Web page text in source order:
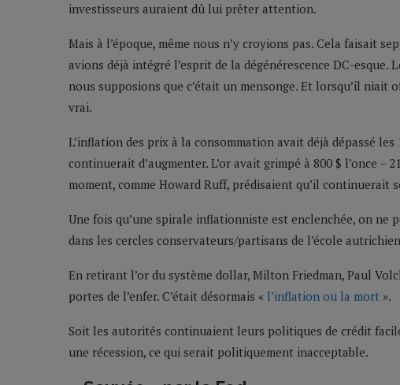
investisseurs auraient dû lui prêter attention.
Mais à l’époque, même nous n’y croyions pas. Cela faisait
avions déjà intégré l’esprit de la dégénérescence DC-
nous supposions que c’était un mensonge. Et lorsqu’il niait
vrai.
L’inflation des prix à la consommation avait déjà dépassé
continuerait d’augmenter. L’or avait grimpé à 800 $ l’once –
moment, comme Howard Ruff, prédisaient qu’il continuerait
Une fois qu’une spirale inflationniste est enclenchée, on ne
dans les cercles conservateurs/partisans de l’école
En retirant l’or du système dollar, Milton Friedman, Paul
portes de l’enfer. C’était désormais « l’inflation ou la mort ».
Soit les autorités continuaient leurs politiques de crédit
une récession, ce qui serait politiquement inacceptable.